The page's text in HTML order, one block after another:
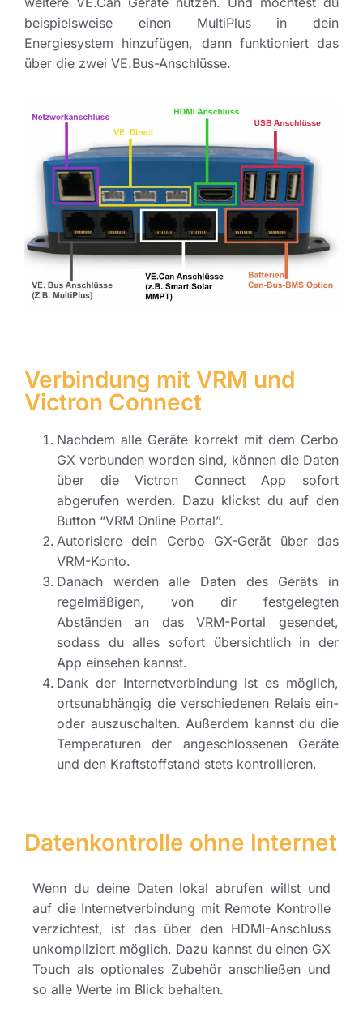
beispielsweise einen MultiPlus in dein
Energiesystem hinzufügen, dann funktioniert das
über die zwei VE.Bus-Anschlüsse.
Verbindung mit VRM und
Victron Connect
Nachdem alle Geräte korrekt mit dem Cerbo
GX verbunden worden sind, können die Daten
über die Victron Connect App sofort
abgerufen werden. Dazu klickst du auf den
Button “VRM Online Portal”.
Autorisiere dein Cerbo GX-Gerät über das
VRM-Konto.
Danach werden alle Daten des Geräts in
regelmäßigen, von dir festgelegten
Abständen an das VRM-Portal gesendet,
sodass du alles sofort übersichtlich in der
App einsehen kannst.
Dank der Internetverbindung ist es möglich,
ortsunabhängig die verschiedenen Relais ein-
oder auszuschalten. Außerdem kannst du die
Temperaturen der angeschlossenen Geräte
und den Kraftstoffstand stets kontrollieren.
Datenkontrolle ohne Internet
Wenn du deine Daten lokal abrufen willst und
auf die Internetverbindung mit Remote Kontrolle
verzichtest, ist das über den HDMI-Anschluss
unkompliziert möglich. Dazu kannst du einen GX
Touch als optionales Zubehör anschließen und
so alle Werte im Blick behalten.